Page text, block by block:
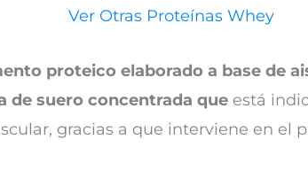
Ver Otras Proteínas Whey
proteico elaborado a base de
de suero concentrada que está
gracias a que interviene en el